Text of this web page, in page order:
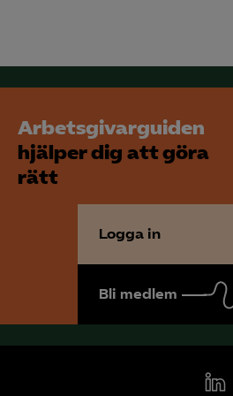
Arbetsgivarguiden
hjälper dig att göra
rätt
Logga in
Bli medlem